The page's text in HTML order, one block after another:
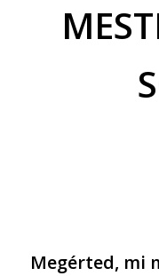
Megérted, mi